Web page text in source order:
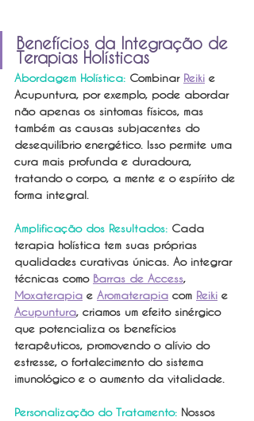
Benefícios da Integração de
Terapias Holísticas
Abordagem Holística: Combinar Reiki e
Acupuntura, por exemplo, pode abordar
não apenas os sintomas físicos, mas
também as causas subjacentes do
desequilíbrio energético. Isso permite uma
cura mais profunda e duradoura,
tratando o corpo, a mente e o espírito de
forma integral.
Amplificação dos Resultados: Cada
terapia holística tem suas próprias
qualidades curativas únicas. Ao integrar
técnicas como Barras de Access,
Moxaterapia e Aromaterapia com Reiki e
Acupuntura, criamos um efeito sinérgico
que potencializa os benefícios
terapêuticos, promovendo o alívio do
estresse, o fortalecimento do sistema
imunológico e o aumento da vitalidade.
Personalização do Tratamento: Nossos